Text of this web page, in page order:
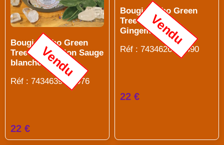
Bougie Litho Green
Tree Purification Sauge
blanche [DG]
Réf : 7434639929976
Vendu
22 €
Bougie Litho Green
Tree Vitalité
Gingembre [DG]
Réf : 7434626434490
Vendu
22 €